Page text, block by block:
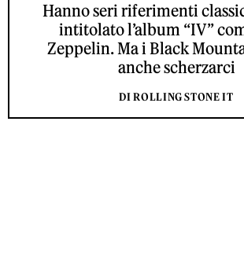
Hanno seri riferimenti
intitolato l’album “IV”
Zeppelin. Ma i Black
anche scherzarci
DI ROLLING STONE IT